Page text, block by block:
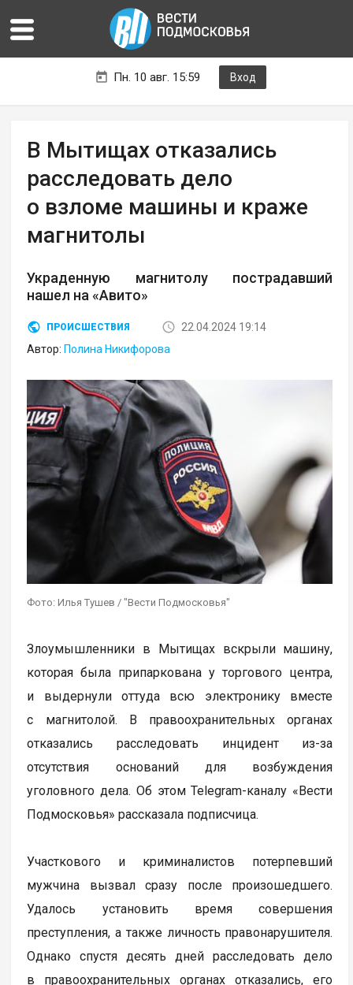
Пн. 10 авг. 15:59 Вход
В Мытищах отказались
расследовать дело
о взломе машины и краже
магнитолы
Украденную магнитолу пострадавший
нашел на «Авито»
ПРОИСШЕСТВИЯ
22.04.2024 19:14
Автор: Полина Никифорова
Фото: Илья Тушев / "Вести Подмосковья"
Злоумышленники в Мытищах вскрыли машину,
которая была припаркована у торгового центра,
и выдернули оттуда всю электронику вместе
с магнитолой. В правоохранительных органах
отказались расследовать инцидент из-за
отсутствия оснований для возбуждения
уголовного дела. Об этом Telegram-каналу «Вести
Подмосковья» рассказала подписчица.
Участкового и криминалистов потерпевший
мужчина вызвал сразу после произошедшего.
Удалось установить время совершения
преступления, а также личность правонарушителя.
Однако спустя десять дней расследовать дело
в правоохранительных органах отказались, его